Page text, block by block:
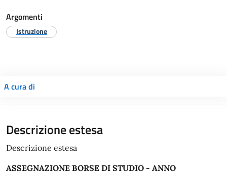
Argomenti
Istruzione
A cura di
Descrizione estesa
Descrizione estesa
ASSEGNAZIONE BORSE DI STUDIO - ANNO